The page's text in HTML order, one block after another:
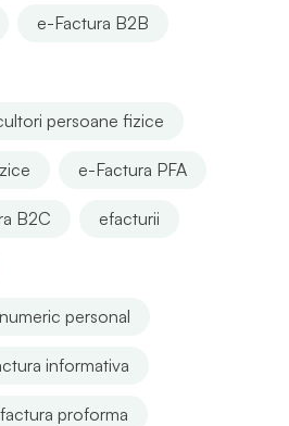
e-Factura B2B
persoane fizice
e-Factura PFA
B2C efacturii
personal
informativa
factura proforma